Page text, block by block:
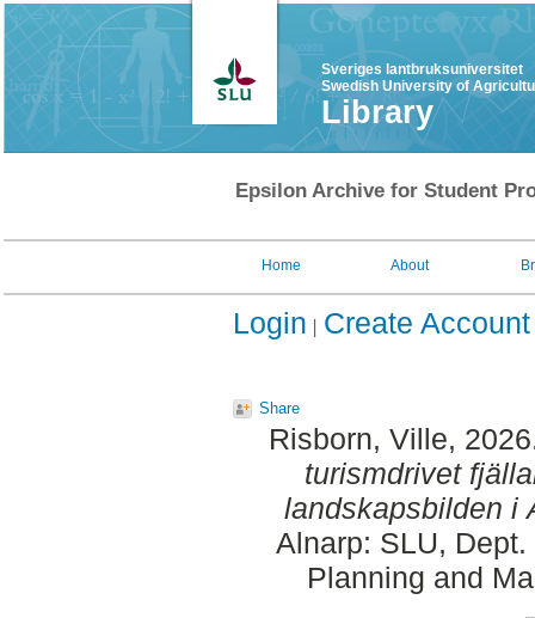
Sveriges lantbruksuniversitet
Swedish University of
Library
Epsilon Archive for Student
Home About
Login Create Account
Share
Risborn, Ville,
turismdrivet
landskapsbilden i
Alnarp: SLU,
Planning and